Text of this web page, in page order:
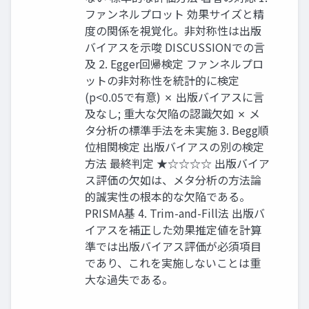
ファンネルプロット 効果サイズと精
度の関係を視覚化。非対称性は出版
バイアスを示唆 DISCUSSIONでの言
及 2. Egger回帰検定 ファンネルプロ
ットの非対称性を統計的に検定
(p<0.05で有意) ✗ 出版バイアスに言
及なし; 重大な欠陥の認識欠如 ✗ メ
タ分析の標準手法を未実施 3. Begg順
位相関検定 出版バイアスの別の検定
方法 最終判定 ★☆☆☆☆ 出版バイア
ス評価の欠如は、メタ分析の方法論
的誠実性の根本的な欠陥である。
PRISMA基 4. Trim-and-Fill法 出版バ
イアスを補正した効果推定値を計算
準では出版バイアス評価が必須項目
であり、これを実施しないことは重
大な過失である。